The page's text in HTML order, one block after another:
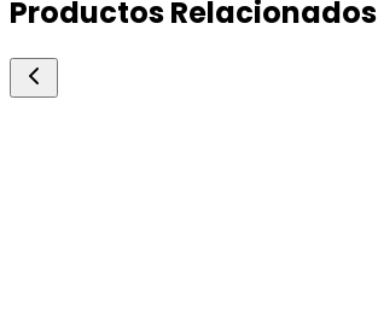
Productos Relacionados